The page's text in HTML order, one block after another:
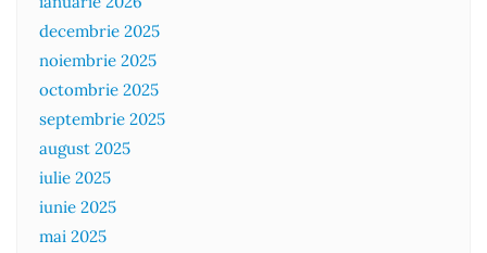
decembrie 2025
noiembrie 2025
octombrie 2025
septembrie 2025
august 2025
iulie 2025
iunie 2025
mai 2025